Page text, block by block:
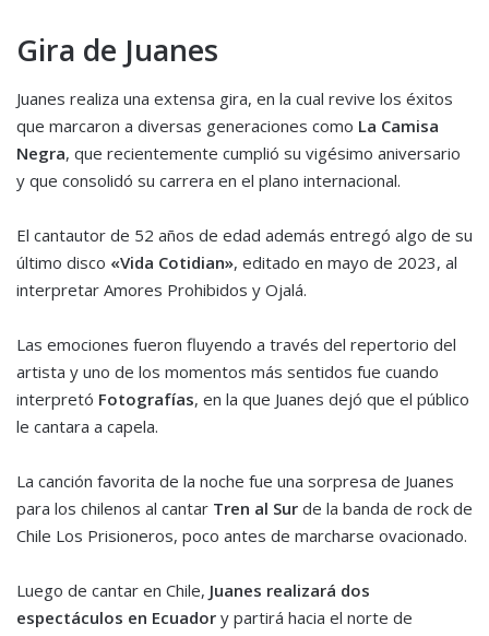
Gira de Juanes
Juanes realiza una extensa gira, en la cual revive los éxitos
que marcaron a diversas generaciones como La Camisa
Negra, que recientemente cumplió su vigésimo aniversario
y que consolidó su carrera en el plano internacional.
El cantautor de 52 años de edad además entregó algo de su
último disco «Vida Cotidian», editado en mayo de 2023, al
interpretar Amores Prohibidos y Ojalá.
Las emociones fueron fluyendo a través del repertorio del
artista y uno de los momentos más sentidos fue cuando
interpretó Fotografías, en la que Juanes dejó que el público
le cantara a capela.
La canción favorita de la noche fue una sorpresa de Juanes
para los chilenos al cantar Tren al Sur de la banda de rock de
Chile Los Prisioneros, poco antes de marcharse ovacionado.
Luego de cantar en Chile, Juanes realizará dos
espectáculos en Ecuador y partirá hacia el norte de